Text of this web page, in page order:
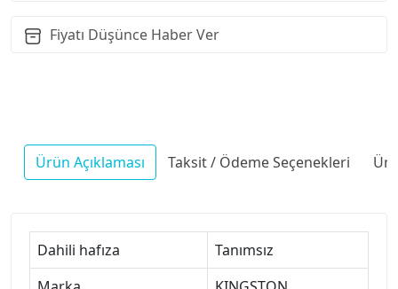
Fiyatı Düşünce Haber Ver
Ürün Açıklaması Taksit / Ödeme Seçenekleri
Dahili hafıza
Tanımsız